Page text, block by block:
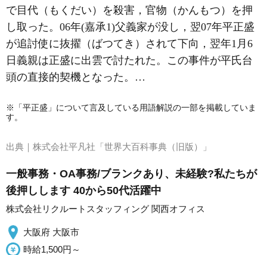
で目代（もくだい）を殺害，官物（かんもつ）を押
し取った。06年(嘉承1)父義家が没し，翌07年平正盛
が追討使に抜擢（ばつてき）されて下向，翌年1月6
日義親は正盛に出雲で討たれた。この事件が平氏台
頭の直接的契機となった。…
※「平正盛」について言及している用語解説の一部を掲載していま
す。
出典｜ 株式会社平凡社「世界大百科事典（旧版）」
一般事務・OA事務/ブランクあり、未経験?私たちが
後押しします 40から50代活躍中
株式会社リクルートスタッフィング 関西オフィス
大阪府 大阪市
時給1,500円～